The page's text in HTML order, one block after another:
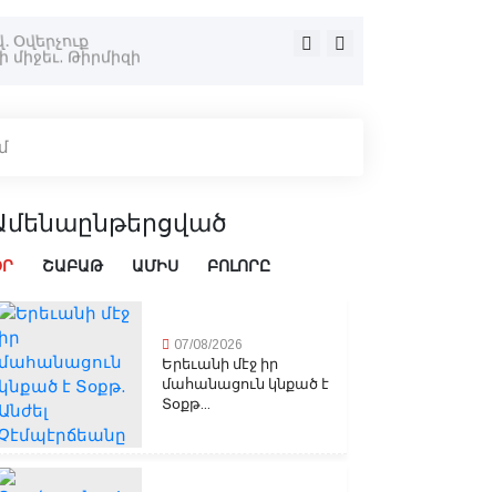
Օվերչուք
«Ուժեղ Հայաստան»-ը
ՇԱԲԱԹ ԱՄԻՍ ԲՈԼՈՐԸ
07/08/2026
Երեւանի մէջ իր
մահանացուն կնքած է
Տօքթ...